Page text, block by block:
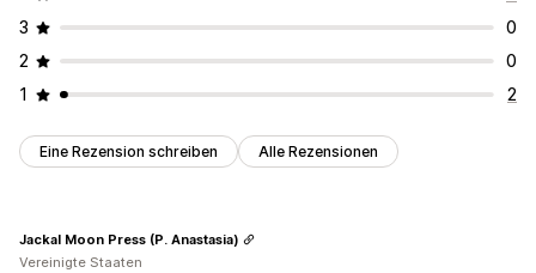
3
0
2
0
1
2
Eine Rezension schreiben Alle Rezensionen
Jackal Moon Press (P. Anastasia)
Vereinigte Staaten